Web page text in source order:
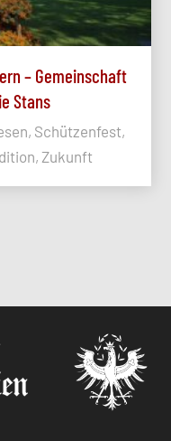
– Gemeinschaft
Stans
Schützenfest,
Zukunft